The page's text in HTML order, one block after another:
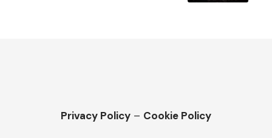
Privacy Policy – Cookie Policy